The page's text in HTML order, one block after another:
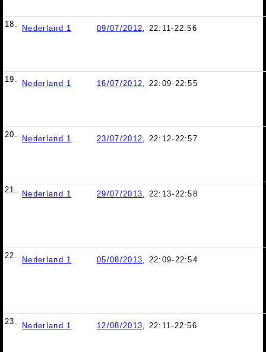
18. Nederland 1 09/07/2012, 22:11-22:56
19. Nederland 1 16/07/2012, 22:09-22:55
20. Nederland 1 23/07/2012, 22:12-22:57
21. Nederland 1 29/07/2013, 22:13-22:58
22. Nederland 1 05/08/2013, 22:09-22:54
23. Nederland 1 12/08/2013, 22:11-22:56